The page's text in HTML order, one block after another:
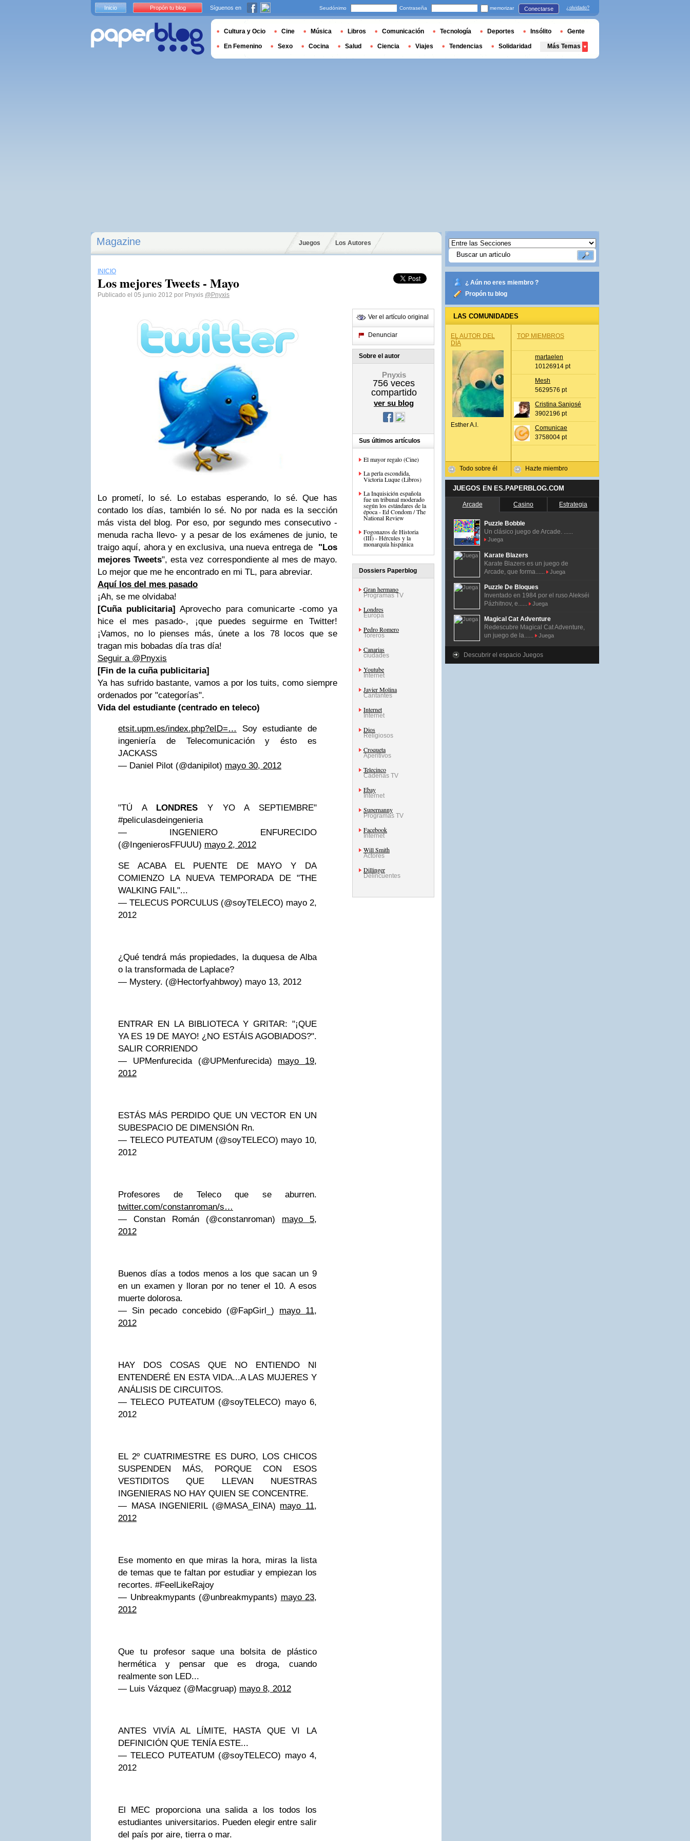
Magazine Juegos Los Autores
INICIO
Los mejores Tweets - Mayo
Publicado el 05 junio 2012 por Pnyxis @Pnyxis
Lo prometí, lo sé. Lo estabas esperando, lo sé. Que has
contado los días, también lo sé. No por nada es la sección
más vista del blog. Por eso, por segundo mes consecutivo -
menuda racha llevo- y a pesar de los exámenes de junio, te
traigo aquí, ahora y en exclusiva, una nueva entrega de "Los
mejores Tweets", esta vez correspondiente al mes de mayo.
Lo mejor que me he encontrado en mi TL, para abreviar.
Aquí los del mes pasado
¡Ah, se me olvidaba!
[Cuña publicitaria] Aprovecho para comunicarte -como ya
hice el mes pasado-, ¡que puedes seguirme en Twitter!
¡Vamos, no lo pienses más, únete a los 78 locos que se
tragan mis bobadas día tras día!
Seguir a @Pnyxis
[Fin de la cuña publicitaria]
Ya has sufrido bastante, vamos a por los tuits, como siempre
ordenados por "categorías".
Vida del estudiante (centrado en teleco)
etsit.upm.es/index.php?eID=…
Soy estudiante de
ingeniería de Telecomunicación y ésto es
JACKASS
— Daniel Pilot (@danipilot) mayo 30, 2012
"TÚ A LONDRES Y YO A SEPTIEMBRE"
#peliculasdeingenieria
— INGENIERO ENFURECIDO
(@IngenierosFFUUU) mayo 2, 2012
SE ACABA EL PUENTE DE MAYO Y DA
COMIENZO LA NUEVA TEMPORADA DE "THE
WALKING FAIL"...
— TELECUS PORCULUS (@soyTELECO) mayo 2,
2012
¿Qué tendrá más propiedades, la duquesa de Alba
o la transformada de Laplace?
— Mystery. (@Hectorfyahbwoy) mayo 13, 2012
ENTRAR EN LA BIBLIOTECA Y GRITAR: "¡QUE
YA ES 19 DE MAYO! ¿NO ESTÁIS AGOBIADOS?".
SALIR CORRIENDO
— UPMenfurecida (@UPMenfurecida) mayo 19,
2012
ESTÁS MÁS PERDIDO QUE UN VECTOR EN UN
SUBESPACIO DE DIMENSIÓN Rn.
— TELECO PUTEATUM (@soyTELECO) mayo 10,
2012
Profesores de Teleco que se aburren.
twitter.com/constanroman/s…
— Constan Román (@constanroman) mayo 5,
2012
Buenos días a todos menos a los que sacan un 9
en un examen y lloran por no tener el 10. A esos
muerte dolorosa.
— Sin pecado concebido (@FapGirl_) mayo 11,
2012
HAY DOS COSAS QUE NO ENTIENDO NI
ENTENDERÉ EN ESTA VIDA...A LAS MUJERES Y
ANÁLISIS DE CIRCUITOS.
— TELECO PUTEATUM (@soyTELECO) mayo 6,
2012
EL 2º CUATRIMESTRE ES DURO, LOS CHICOS
SUSPENDEN MÁS, PORQUE CON ESOS
VESTIDITOS QUE LLEVAN NUESTRAS
INGENIERAS NO HAY QUIEN SE CONCENTRE.
— MASA INGENIERIL (@MASA_EINA) mayo 11,
2012
Ese momento en que miras la hora, miras la lista
de temas que te faltan por estudiar y empiezan los
recortes. #FeelLikeRajoy
— Unbreakmypants (@unbreakmypants) mayo 23,
2012
Que tu profesor saque una bolsita de plástico
hermética y pensar que es droga, cuando
realmente son LED...
— Luis Vázquez (@Macgruap) mayo 8, 2012
ANTES VIVÍA AL LÍMITE, HASTA QUE VI LA
DEFINICIÓN QUE TENÍA ESTE...
— TELECO PUTEATUM (@soyTELECO) mayo 4,
2012
El MEC proporciona una salida a los todos los
estudiantes universitarios. Pueden elegir entre salir
del país por aire, tierra o mar.
Ver el artículo original
Denunciar
Sobre el autor
Pnyxis
756 veces
compartido
ver su blog
Sus últimos artículos
El mayor regalo (Cine)
La perla escondida,
Victoria Luque (Libros)
La Inquisición española
fue un tribunal moderado
según los estándares de la
época - Ed Condom / The
National Review
Fogonazos de Historia
(III) - Hércules y la
monarquía hispánica
Dossiers Paperblog
Gran hermano
Programas TV
Londres
Europa
Pedro Romero
Toreros
Canarias
ciudades
Youtube
Internet
Javier Molina
Cantantes
Internet
Internet
Dios
Religiosos
Croqueta
Aperitivos
Telecinco
Cadenas TV
Ebay
Internet
Supernanny
Programas TV
Facebook
Internet
Will Smith
Actores
Dillinger
Delincuentes
¿ Aún no eres miembro ?
Propón tu blog
LAS COMUNIDADES
EL AUTOR DEL
DÍA
Esther A.l.
Todo sobre él
TOP MIEMBROS
martaelen
10126914 pt
Mesh
5629576 pt
Cristina Sanjosé
3902196 pt
Comunicae
3758004 pt
Hazte miembro
JUEGOS EN ES.PAPERBLOG.COM
Arcade Casino Estrategia
Puzzle Bobble
Un clásico juego de Arcade. ......
Juega
Karate Blazers
Karate Blazers es un juego de
Arcade, que forma......
Juega
Puzzle De Bloques
Inventado en 1984 por el ruso Alekséi
Pázhitnov, e......
Juega
Magical Cat Adventure
Redescubre Magical Cat Adventure,
un juego de la......
Juega
Descubrir el espacio Juegos
Inicio Propón tu blog Síguenos en Seudónimo Contraseña memorizar Conectarse ¿olvidado?
Cultura y Ocio Cine Música Libros Comunicación Tecnología Deportes Insólito Gente
En Femenino Sexo Cocina Salud Ciencia Viajes Tendencias Solidaridad Más Temas